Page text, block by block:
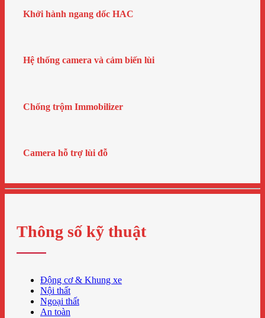
Khởi hành ngang dốc HAC
Hệ thống camera và cảm biến lùi
Chống trộm Immobilizer
Camera hỗ trợ lùi đỗ
Thông số kỹ thuật
Động cơ & Khung xe
Nội thất
Ngoại thất
An toàn